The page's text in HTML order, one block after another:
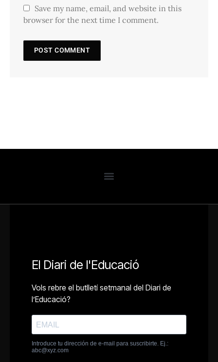
Save my name, email, and website in this
browser for the next time I comment.